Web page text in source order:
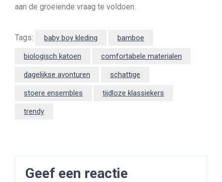
aan de groeiende vraag te voldoen.
Tags: baby boy kleding bamboe
biologisch katoen comfortabele materialen
dagelijkse avonturen schattige
stoere ensembles tijdloze klassiekers
trendy
Geef een reactie